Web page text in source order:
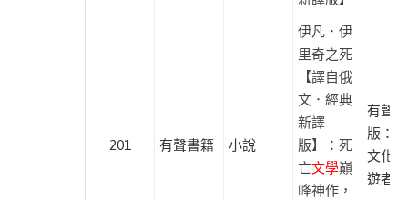
201 有聲書籍 小說
伊凡．伊
里奇之死
【譯自俄
文．經典
新譯
版】：死
亡文學巔
峰神作，
有聲出
版：
文化
遊者